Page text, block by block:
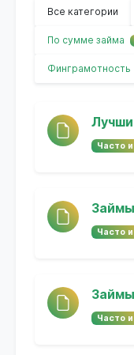
Все категории
По сумме займа
Финграмотность
Часто
Часто
Часто